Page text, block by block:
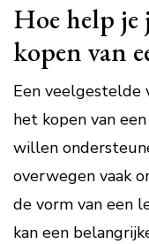
Hoe help
kopen van
Een veelgestelde
het kopen van
willen
overwegen vaak
de vorm van een
kan een